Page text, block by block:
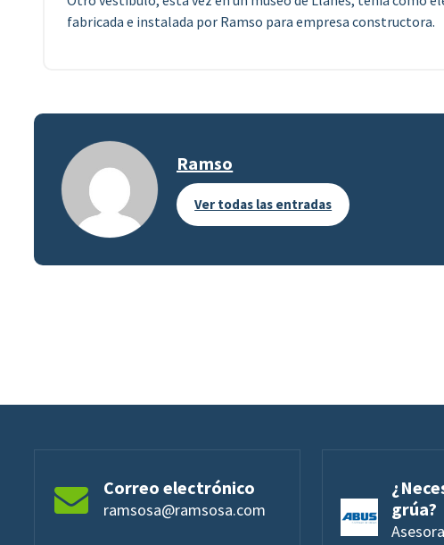
fabricada e instalada por Ramso para empresa constructora.
Ramso
Ver todas las entradas
Correo electrónico
ramsosa@ramsosa.com
grúa?